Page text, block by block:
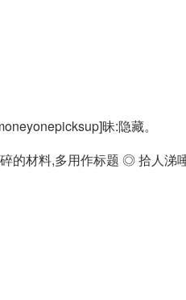
昧:隐藏。
的材料,多用作标题 ◎ 拾人涕